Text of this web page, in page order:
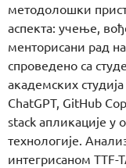
методолошки
аспекта: учење,
менторисани рад
спроведено са
академских
ChatGPT, GitHub
stack апликације у
технологије.
интегрисаном TTF-